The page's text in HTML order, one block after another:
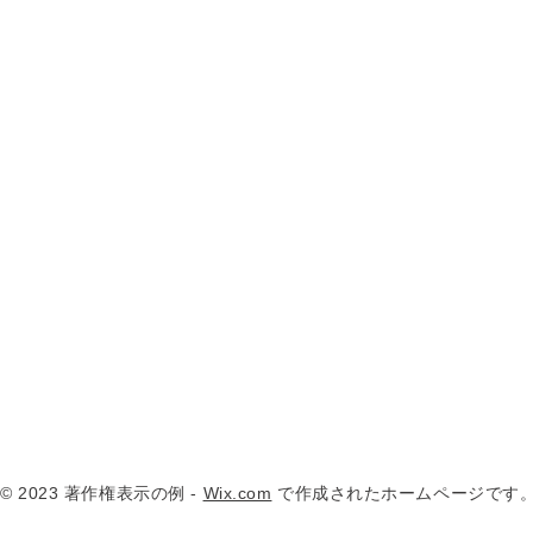
© 2023 著作権表示の例 - Wix.com で作成されたホームページです